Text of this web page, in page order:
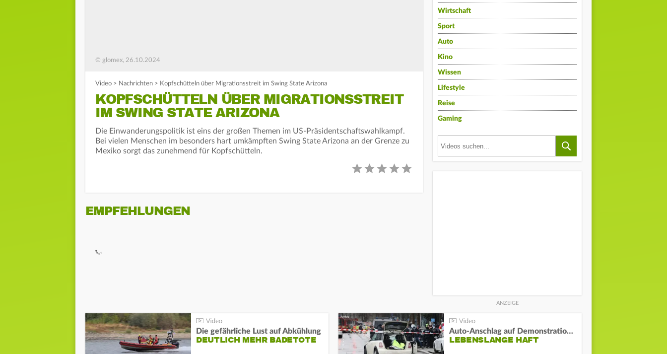
© glomex, 26.10.2024
Video > Nachrichten > Kopfschütteln über Migrationsstreit im Swing State Arizona
KOPFSCHÜTTELN ÜBER MIGRATIONSSTREIT
IM SWING STATE ARIZONA
Die Einwanderungspolitik ist eins der großen Themen im US-Präsidentschaftswahlkampf.
Bei vielen Menschen im besonders hart umkämpften Swing State Arizona an der Grenze zu
Mexiko sorgt das zunehmend für Kopfschütteln.
EMPFEHLUNGEN
Wirtschaft
Sport
Auto
Kino
Wissen
Lifestyle
Reise
Gaming
Die gefährliche Lust auf Abkühlung
DEUTLICH MEHR BADETOTE
Auto-Anschlag auf Demonstration in München:
LEBENSLANGE HAFT